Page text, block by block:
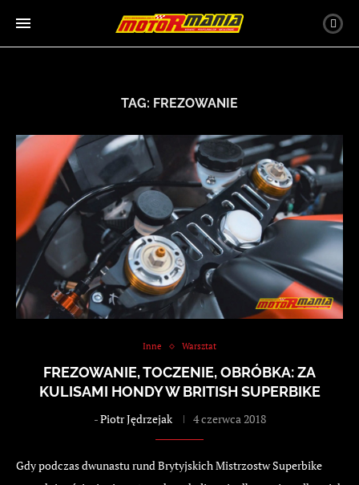
TAG: FREZOWANIE
Inne Warsztat
FREZOWANIE, TOCZENIE, OBRÓBKA: ZA
KULISAMI HONDY W BRITISH SUPERBIKE
-Piotr Jędrzejak 4 czerwca 2018
Gdy podczas dwunastu rund Brytyjskich Mistrzostw Superbike